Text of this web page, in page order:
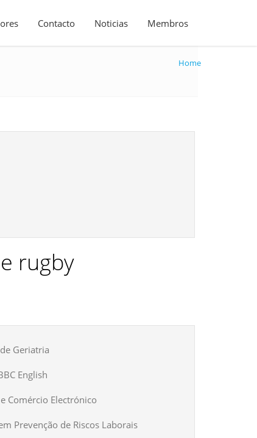
Contacto Noticias Membros
Home
rugby
Geriatria
English
Comércio Electrónico
Prevenção de Riscos Laborais